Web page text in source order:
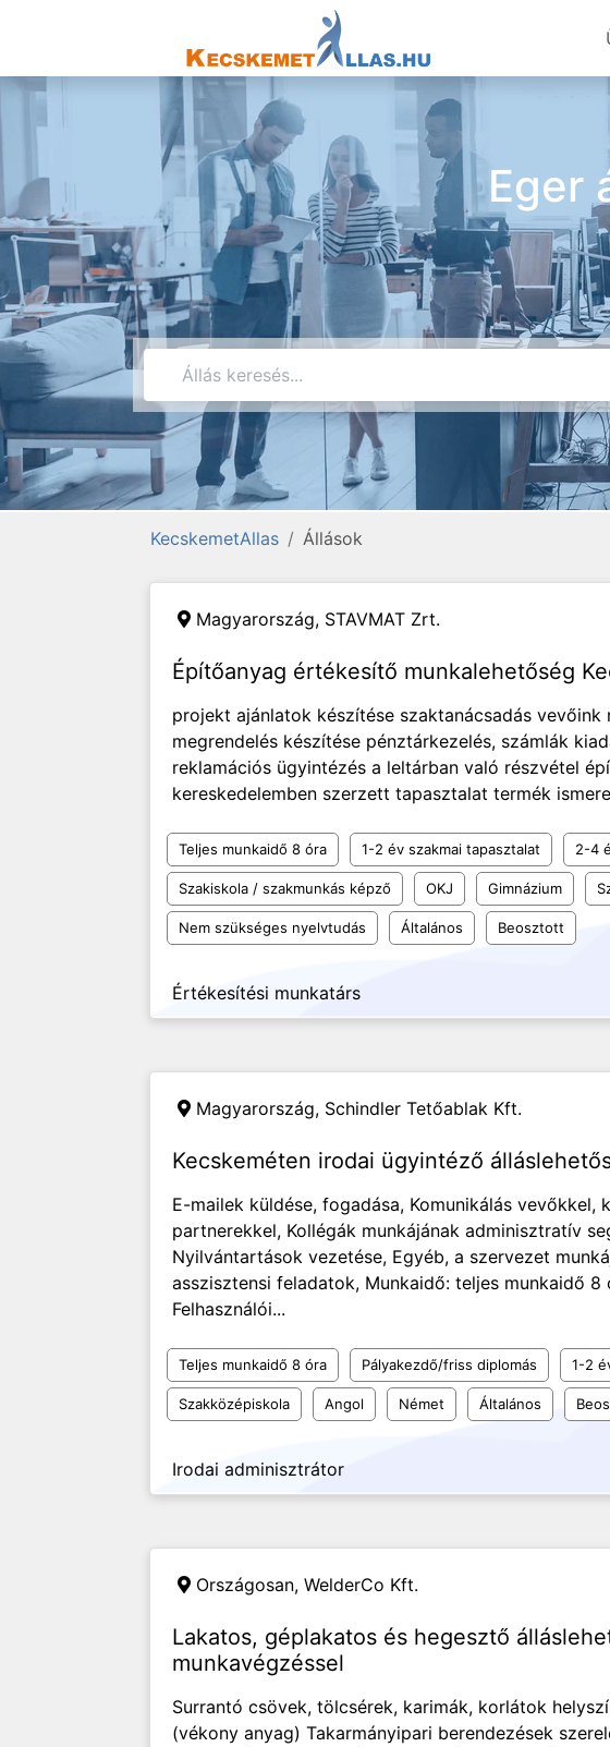
Eger
KecskemetAllas Állások
Magyarország, STAVMAT Zrt.
Építőanyag értékesítő munkalehetőség
projekt ajánlatok készítése szaktanácsadás vevőink
megrendelés készítése pénztárkezelés, számlák
reklamációs ügyintézés a leltárban való részvétel
kereskedelemben szerzett tapasztalat termék
Teljes munkaidő 8 óra 1-2 év szakmai tapasztalat 2-4
Szakiskola / szakmunkás képző OKJ Gimnázium
Nem szükséges nyelvtudás Általános Beosztott
Értékesítési munkatárs
Magyarország, Schindler Tetőablak Kft.
Kecskeméten irodai ügyintéző
E-mailek küldése, fogadása, Komunikálás vevőkkel,
partnerekkel, Kollégák munkájának adminisztratív
Nyilvántartások vezetése, Egyéb, a szervezet
asszisztensi feladatok, Munkaidő: teljes munkaidő
Felhasználói...
Teljes munkaidő 8 óra Pályakezdő/friss diplomás 1-2
Szakközépiskola Angol Német Általános
Irodai adminisztrátor
Országosan, WelderCo Kft.
Lakatos, géplakatos és hegesztő
munkavégzéssel
Surrantó csövek, tölcsérek, karimák, korlátok
(vékony anyag) Takarmányipari berendezések